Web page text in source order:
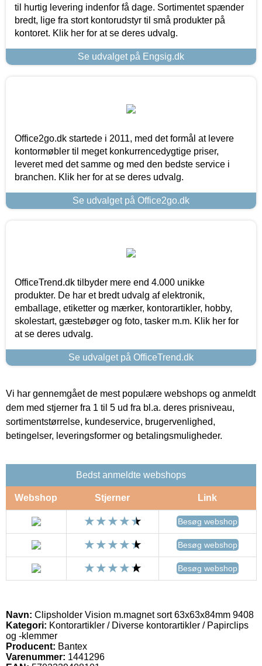
til hurtig levering indenfor få dage. Sortimentet spænder
bredt, lige fra stort kontorudstyr til små produkter på
kontoret. Klik her for at se deres udvalg.
Se udvalget på Engsig.dk
Office2go.dk startede i 2011, med det formål at levere
kontormøbler til meget konkurrencedygtige priser,
leveret med det samme og med den bedste service i
branchen. Klik her for at se deres udvalg.
Se udvalget på Office2go.dk
OfficeTrend.dk tilbyder mere end 4.000 unikke
produkter. De har et bredt udvalg af elektronik,
emballage, etiketter og mærker, kontorartikler, hobby,
skolestart, gæstebøger og foto, tasker m.m. Klik her for
at se deres udvalg.
Se udvalget på OfficeTrend.dk
Vi har gennemgået de mest populære webshops og anmeldt
dem med stjerner fra 1 til 5 ud fra bl.a. deres prisniveau,
sortimentstørrelse, kundeservice, brugervenlighed,
betingelser, leveringsformer og betalingsmuligheder.
Bedst anmeldte webshops
Webshop Stjerner Link
Besøg webshop
Besøg webshop
Besøg webshop
Navn: Clipsholder Vision m.magnet sort 63x63x84mm 9408
Kategori: Kontorartikler / Diverse kontorartikler / Papirclips
og -klemmer
Producent: Bantex
Varenummer: 1441296